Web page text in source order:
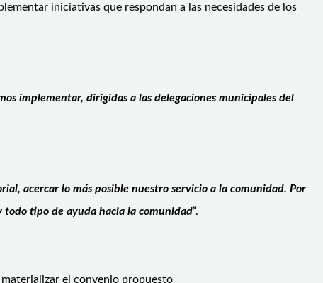
iniciativas que respondan a las necesidades de los
implementar, dirigidas a las delegaciones municipales del
acercar lo más posible nuestro servicio a la comunidad. Por
todo tipo de ayuda hacia la comunidad”.
el convenio propuesto